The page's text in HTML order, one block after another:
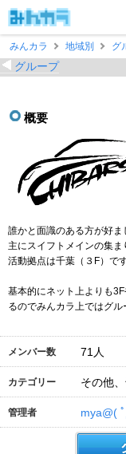
みんカラ
地域別 グ
グループ
概要
誰かと面識のある方が好ま
主にスイフトメインの集ま
活動拠点は千葉（３F）で
基本的にネット上よりも
るのでみんカラ上ではグル
メンバー数 71 人
カテゴリー その他
管理者 mya@(